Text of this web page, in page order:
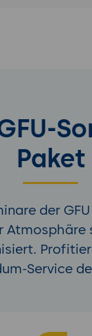
Paket
der
Atmosphäre
Service